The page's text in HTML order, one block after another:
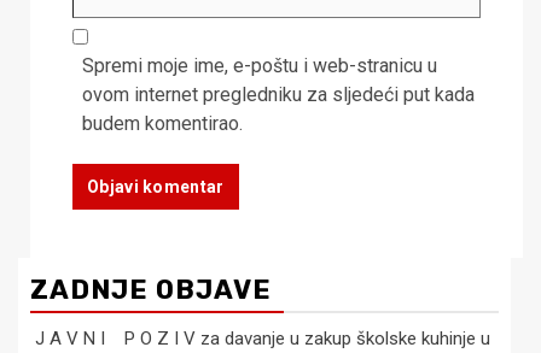
Spremi moje ime, e-poštu i web-stranicu u
ovom internet pregledniku za sljedeći put kada
budem komentirao.
ZADNJE OBJAVE
J A V N I P O Z I V za davanje u zakup školske kuhinje u